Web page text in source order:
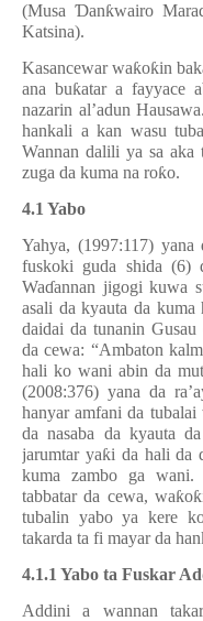
(Musa Ɗanƙwairo
Katsina).
Kasancewar waƙoƙin
ana buƙatar a fayyace
nazarin al’adun
hankali a kan wasu
Wannan dalili ya sa aka
zuga da kuma na roƙo.
4.1 Yabo
Yahya, (1997:117)
fuskoki guda shida (6)
Waɗannan jigogi kuwa
asali da kyauta da
daidai da tunanin
da cewa: “Ambaton
hali ko wani abin da
(2008:376) yana da
hanyar amfani da tubalai
da nasaba da kyauta
jarumtar yaƙi da hali da
kuma zambo ga wani.
tabbatar da cewa, waƙoƙ
tubalin yabo ya kere
takarda ta fi mayar da
4.1.1 Yabo ta Fuskar
Addini a wannan